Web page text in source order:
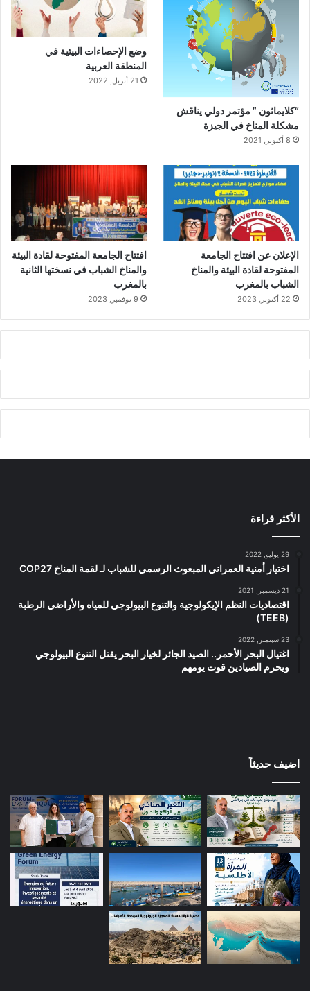
“كلايماثون ” مؤتمر دولي يناقش
مشكلة المناخ في الجيزة
8 أكتوبر, 2021
وضع الإحصاءات البيئية في
المنطقة العربية
21 أبريل, 2022
الإعلان عن افتتاح الجامعة
المفتوحة لقادة البيئة والمناخ
الشباب بالمغرب
22 أكتوبر, 2023
افتتاح الجامعة المفتوحة لقادة البيئة
والمناخ الشباب في نسختها الثانية
بالمغرب
9 نوفمبر, 2023
الأكثر قراءة
29 يوليو, 2022
اختيار أمنية العمراني المبعوث الرسمي للشباب لـ لقمة المناخ COP27
21 ديسمبر, 2021
اقتصاديات النظم الإيكولوجية والتنوع البيولوجي للمياه والأراضي الرطبة
(TEEB)
23 سبتمبر, 2022
اغتيال البحر الأحمر.. الصيد الجائر لخيار البحر يقتل التنوع البيولوجي
ويحرم الصيادين قوت يومهم
اضيف حديثاً